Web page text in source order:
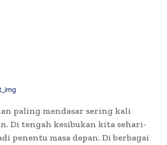
paling mendasar sering kali
Di tengah kesibukan kita sehari-
penentu masa depan. Di berbagai